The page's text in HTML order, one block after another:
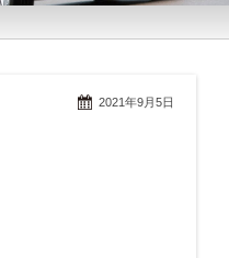
2021年9月5日